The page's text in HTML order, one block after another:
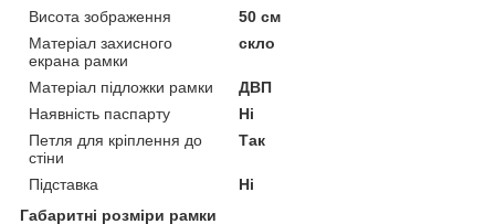
Висота зображення
50 см
Матеріал захисного
екрана рамки
скло
Матеріал підложки рамки
ДВП
Наявність паспарту
Ні
Петля для кріплення до
стіни
Так
Підставка
Ні
Габаритні розміри рамки